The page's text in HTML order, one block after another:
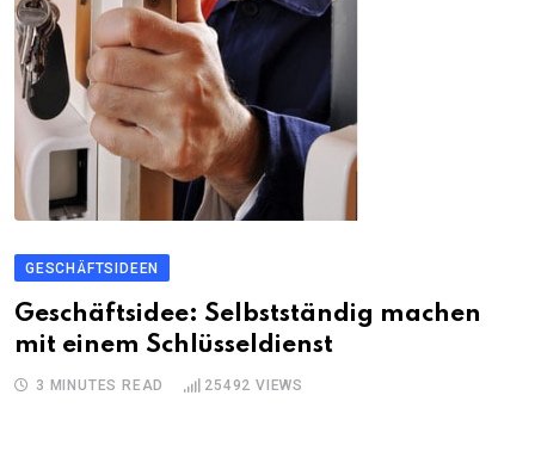
GESCHÄFTSIDEEN
Geschäftsidee: Selbstständig machen
mit einem Schlüsseldienst
3 MINUTES READ 25492 VIEWS